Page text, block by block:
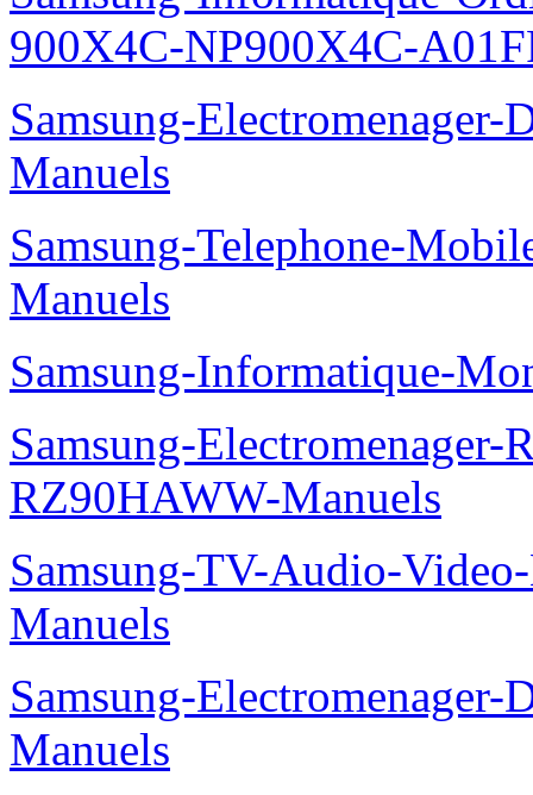
900X4C-NP900X4C-
Samsung-
Manuels
Samsung-Telephone-
Manuels
Samsung-Informatique-
Samsung-Electromenager-
RZ90HAWW-Manuels
Samsung-TV-Audio-
Manuels
Samsung-
Manuels